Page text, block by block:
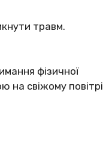
травм.
фізичної
на свіжому повітрі